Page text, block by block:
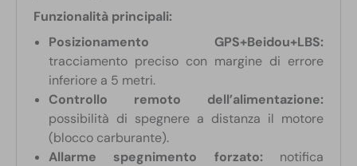
Funzionalità principali:
Posizionamento GPS+Beidou+LBS:
tracciamento preciso con margine di errore
inferiore a 5 metri.
Controllo remoto dell’alimentazione:
possibilità di spegnere a distanza il motore
(blocco carburante).
Allarme spegnimento forzato: notifica